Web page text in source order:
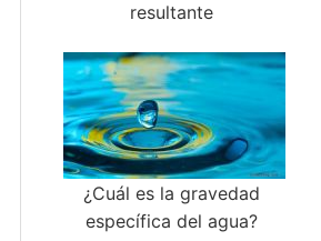
resultante
¿Cuál es la gravedad
específica del agua?